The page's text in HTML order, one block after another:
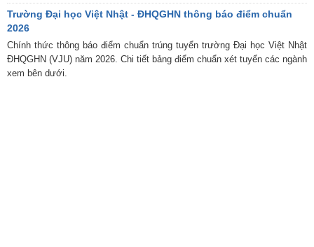
Trường Đại học Việt Nhật - ĐHQGHN thông báo điểm chuẩn
2026
Chính thức thông báo điểm chuẩn trúng tuyển trường Đại học Việt Nhật
ĐHQGHN (VJU) năm 2026. Chi tiết bảng điểm chuẩn xét tuyển các ngành
xem bên dưới.